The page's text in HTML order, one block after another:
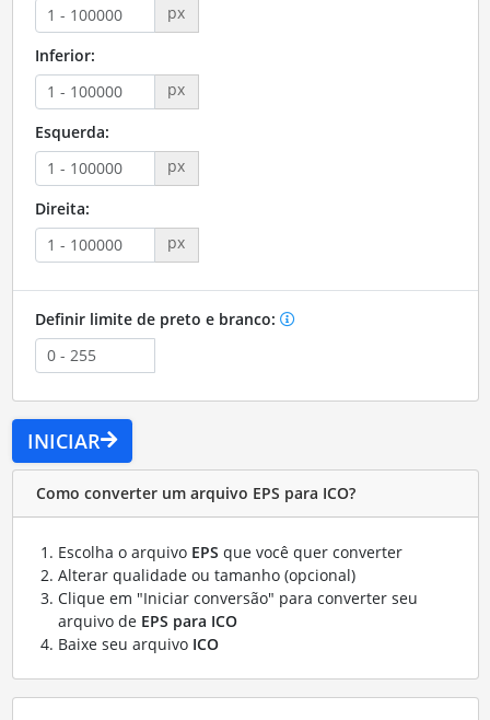
px
Inferior:
px
Esquerda:
px
Direita:
px
Definir limite de preto e branco:
INICIAR
Como converter um arquivo EPS para ICO?
Escolha o arquivo EPS que você quer converter
Alterar qualidade ou tamanho (opcional)
Clique em "Iniciar conversão" para converter seu
arquivo de EPS para ICO
Baixe seu arquivo ICO